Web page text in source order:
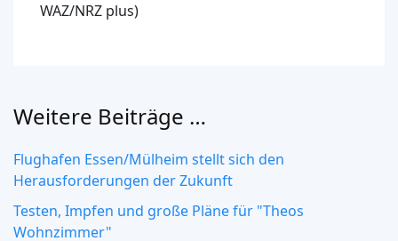
WAZ/NRZ plus)
Weitere Beiträge …
Flughafen Essen/Mülheim stellt sich den
Herausforderungen der Zukunft
Testen, Impfen und große Pläne für "Theos
Wohnzimmer"